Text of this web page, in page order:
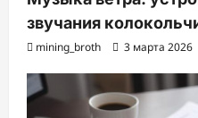
звучания
mining_broth 3 марта 2026